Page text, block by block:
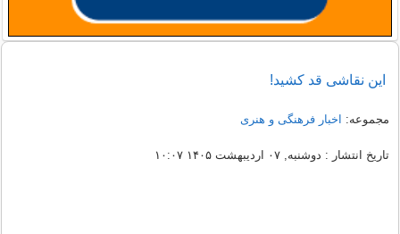
این نقاشی قد کشید!
مجموعه: اخبار فرهنگی و هنری
تاریخ انتشار : دوشنبه, ۰۷ اردیبهشت ۱۴۰۵ ۱۰:۰۷